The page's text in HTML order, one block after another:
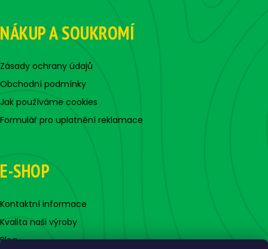
NÁKUP A SOUKROMÍ
Zásady ochrany údajů
Obchodní podmínky
Jak používáme cookies
Formulář pro uplatnění reklamace
E-SHOP
Kontaktní informace
Kvalita naši výroby
Blog